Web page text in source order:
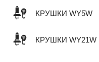
КРУШКИ WY5W
КРУШКИ WY21W